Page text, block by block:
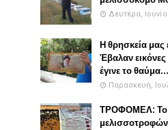
Δευτέρα,
Η θρησκεία μας
Έβαλαν εικόνες
έγινε το θαύμα...
Παρασκευή,
ΤΡΟΦΟΜΕΛ: